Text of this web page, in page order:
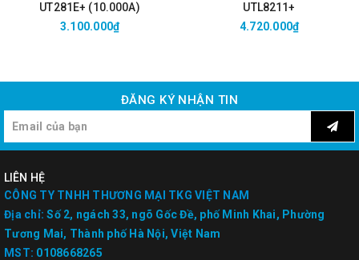
UT281E+ (10.000A)
3.100.000₫
UTL8211+
4.720.000₫
ĐĂNG KÝ NHẬN TIN
LIÊN HỆ
CÔNG TY TNHH THƯƠNG MẠI TKG VIỆT NAM
Địa chỉ: Số 2, ngách 33, ngõ Gốc Đề, phố Minh Khai, Phường
Tương Mai, Thành phố Hà Nội, Việt Nam
MST: 0108668265